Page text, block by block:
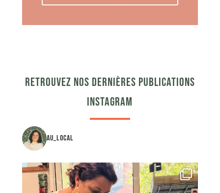
Retrouvez nos dernières publications
instagram
au_local